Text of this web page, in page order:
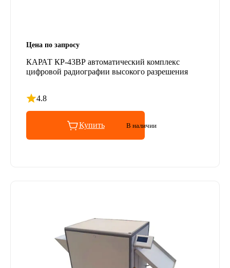
Цена по запросу
КАРАТ КР-43ВР автоматический комплекс
цифровой радиографии высокого разрешения
4.8
Рейтинг 4.8 из 5
Купить В наличии